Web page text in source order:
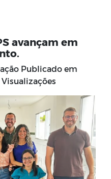
avançam em
Publicado em